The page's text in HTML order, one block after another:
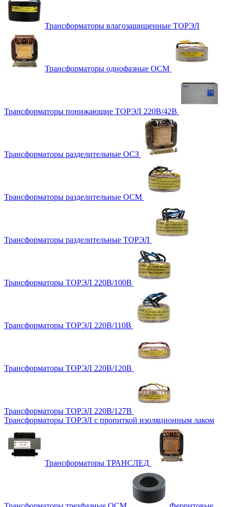
Трансформаторы влагозащищенные ТОРЭЛ
Трансформаторы однофазные ОСМ
Трансформаторы понижающие ТОРЭЛ 220В/42В
Трансформаторы разделительные ОСЗ
Трансформаторы разделительные ОСМ
Трансформаторы разделительные ТОРЭЛ
Трансформаторы ТОРЭЛ 220В/100В
Трансформаторы ТОРЭЛ 220В/110В
Трансформаторы ТОРЭЛ 220В/120В
Трансформаторы ТОРЭЛ 220В/127В
Трансформаторы ТОРЭЛ с пропиткой изоляционным лаком
Трансформаторы ТРАНСЛЕД